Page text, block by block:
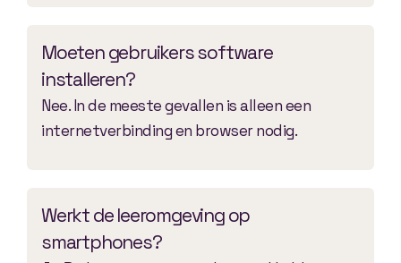
Moeten gebruikers software
installeren?
Nee. In de meeste gevallen is alleen een
internetverbinding en browser nodig.
Werkt de leeromgeving op
smartphones?